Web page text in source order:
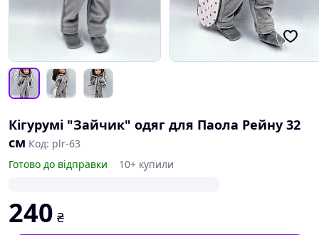
Кігурумі "Зайчик" одяг для Паола Рейну 32
см Код: plr-63
Готово до відправки
10+ купили
240 ₴